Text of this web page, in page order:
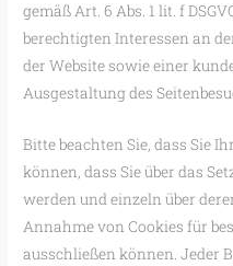
gemäß Art. 6 Abs. 1 lit. f
berechtigten Interessen an
der Website sowie einer
Ausgestaltung des
Bitte beachten Sie, dass Sie
können, dass Sie über das
werden und einzeln über
Annahme von Cookies für
ausschließen können. Jeder